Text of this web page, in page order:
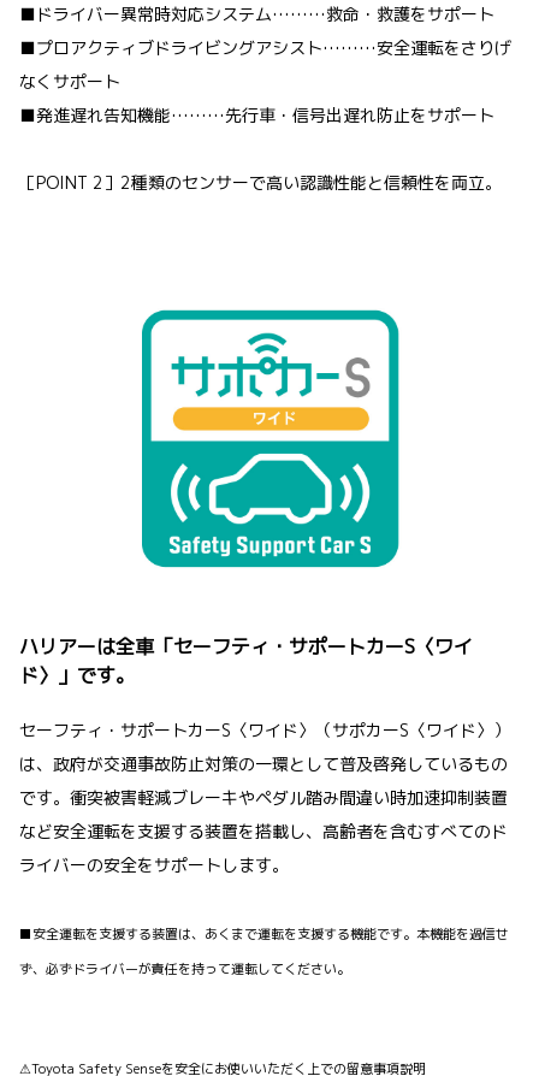
■ドライバー異常時対応システム………救命・救護をサポート
■プロアクティブドライビングアシスト………安全運転をさりげ
なくサポート
■発進遅れ告知機能………先行車・信号出遅れ防止をサポート
［POINT 2］2種類のセンサーで高い認識性能と信頼性を両立。
ハリアーは全車「セーフティ・サポートカーS〈ワイ
ド〉」です。
セーフティ・サポートカーS〈ワイド〉（サポカーS〈ワイド〉）
は、政府が交通事故防止対策の一環として普及啓発しているもの
です。衝突被害軽減ブレーキやペダル踏み間違い時加速抑制装置
など安全運転を支援する装置を搭載し、高齢者を含むすべてのド
ライバーの安全をサポートします。
■安全運転を支援する装置は、あくまで運転を支援する機能です。本機能を過信せ
ず、必ずドライバーが責任を持って運転してください。
⚠Toyota Safety Senseを安全にお使いいただく上での留意事項説明